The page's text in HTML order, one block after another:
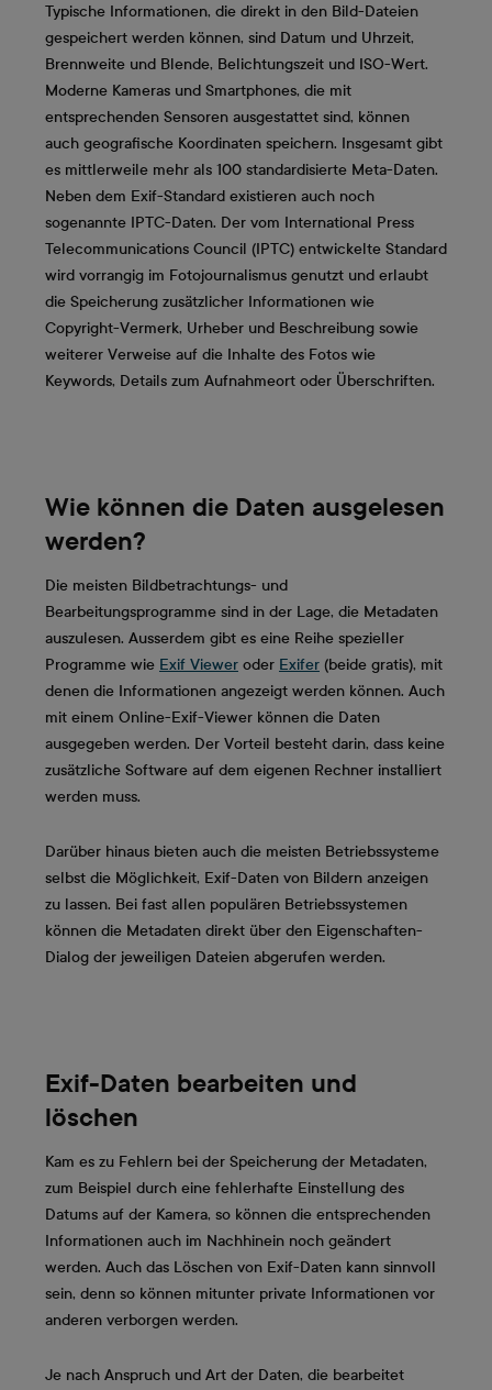
Typische Informationen, die direkt in den Bild-Dateien
gespeichert werden können, sind Datum und Uhrzeit,
Brennweite und Blende, Belichtungszeit und ISO-Wert.
Moderne Kameras und Smartphones, die mit
entsprechenden Sensoren ausgestattet sind, können
auch geografische Koordinaten speichern. Insgesamt gibt
es mittlerweile mehr als 100 standardisierte Meta-Daten.
Neben dem Exif-Standard existieren auch noch
sogenannte IPTC-Daten. Der vom International Press
Telecommunications Council (IPTC) entwickelte Standard
wird vorrangig im Fotojournalismus genutzt und erlaubt
die Speicherung zusätzlicher Informationen wie
Copyright-Vermerk, Urheber und Beschreibung sowie
weiterer Verweise auf die Inhalte des Fotos wie
Keywords, Details zum Aufnahmeort oder Überschriften.
Wie können die Daten ausgelesen
werden?
Die meisten Bildbetrachtungs- und
Bearbeitungsprogramme sind in der Lage, die Metadaten
auszulesen. Ausserdem gibt es eine Reihe spezieller
Programme wie Exif Viewer oder Exifer (beide gratis), mit
denen die Informationen angezeigt werden können. Auch
mit einem Online-Exif-Viewer können die Daten
ausgegeben werden. Der Vorteil besteht darin, dass keine
zusätzliche Software auf dem eigenen Rechner installiert
werden muss.
Darüber hinaus bieten auch die meisten Betriebssysteme
selbst die Möglichkeit, Exif-Daten von Bildern anzeigen
zu lassen. Bei fast allen populären Betriebssystemen
können die Metadaten direkt über den Eigenschaften-
Dialog der jeweiligen Dateien abgerufen werden.
Exif-Daten bearbeiten und
löschen
Kam es zu Fehlern bei der Speicherung der Metadaten,
zum Beispiel durch eine fehlerhafte Einstellung des
Datums auf der Kamera, so können die entsprechenden
Informationen auch im Nachhinein noch geändert
werden. Auch das Löschen von Exif-Daten kann sinnvoll
sein, denn so können mitunter private Informationen vor
anderen verborgen werden.
Je nach Anspruch und Art der Daten, die bearbeitet